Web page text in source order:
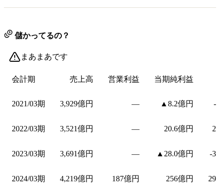
儲かってるの？
まあまあです
会計期 売上高 営業利益 当期純利益
2021/03期 3,929億円 — ▲8.2億円 -
2022/03期 3,521億円 — 20.6億円
2023/03期 3,691億円 — ▲28.0億円 -
2024/03期 4,219億円 187億円 256億円